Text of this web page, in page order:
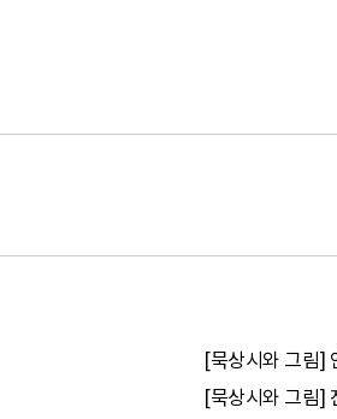
[묵상시와 그림]
[묵상시와 그림]